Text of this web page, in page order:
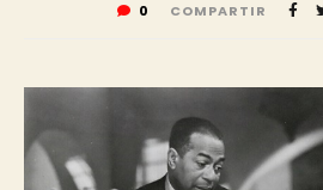
0 COMPARTIR